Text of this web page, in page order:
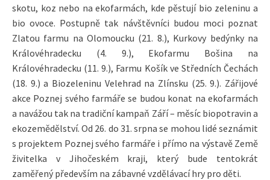
skotu, koz nebo na ekofarmách, kde pěstují bio zeleninu a
bio ovoce. Postupně tak návštěvníci budou moci poznat
Zlatou farmu na Olomoucku (21. 8.), Kurkovy bedýnky na
Královéhradecku (4. 9.), Ekofarmu Bošina na
Královéhradecku (11. 9.), Farmu Košík ve Středních Čechách
(18. 9.) a Biozeleninu Velehrad na Zlínsku (25. 9.). Zářijové
akce Poznej svého farmáře se budou konat na ekofarmách
a navážou tak na tradiční kampaň Září – měsíc biopotravin a
ekozemědělství. Od 26. do 31. srpna se mohou lidé seznámit
s projektem Poznej svého farmáře i přímo na výstavě Země
živitelka v Jihočeském kraji, který bude tentokrát
zaměřený především na zábavné vzdělávací hry pro děti.